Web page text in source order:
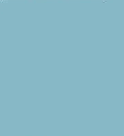
40, B47 (9')